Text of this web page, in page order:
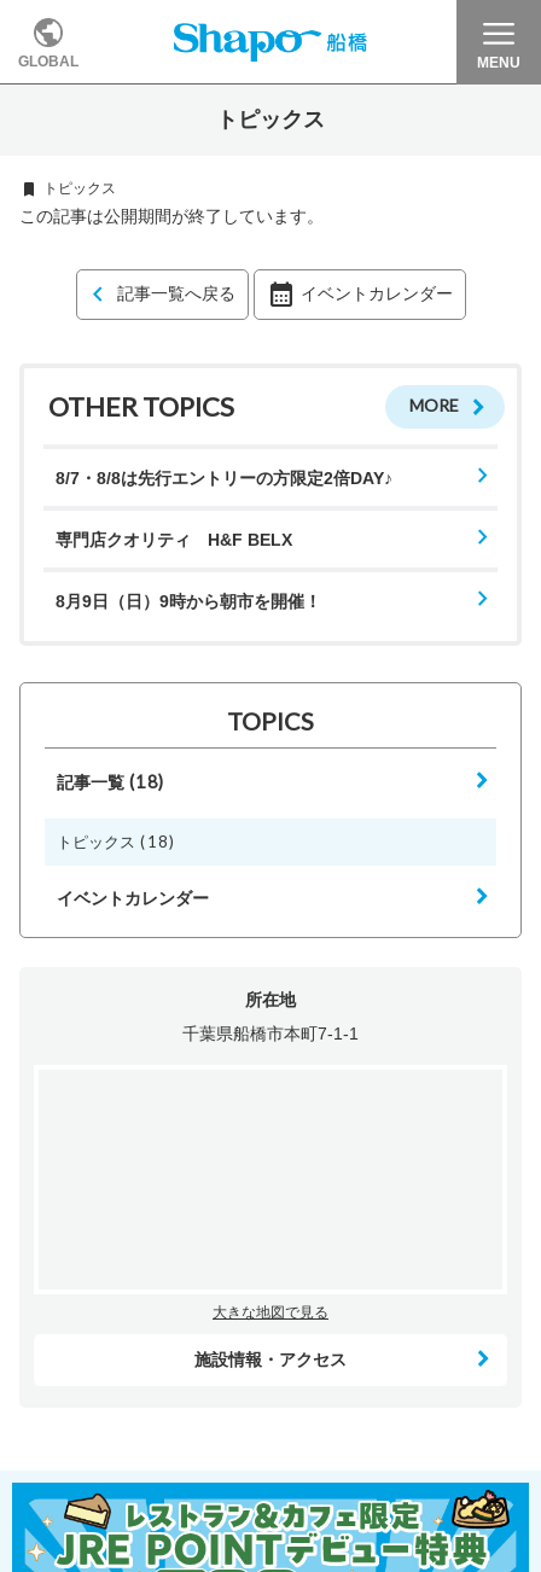
GLOBAL MENU
トピックス
トピックス
この記事は公開期間が終了しています。
記事一覧へ戻る イベントカレンダー
OTHER TOPICS MORE
8/7・8/8は先行エントリーの方限定2倍DAY♪
専門店クオリティ H&F BELX
8月9日（日）9時から朝市を開催！
TOPICS
記事一覧 (18)
トピックス (18)
イベントカレンダー
所在地
千葉県船橋市本町7-1-1
大きな地図で見る
施設情報・アクセス